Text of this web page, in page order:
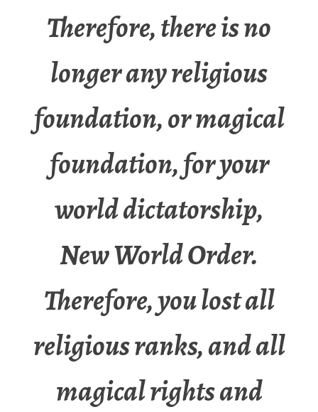
Therefore, there is no
longer any religious
foundation, or magical
foundation, for your
world dictatorship,
New World Order.
Therefore, you lost all
religious ranks, and all
magical rights and